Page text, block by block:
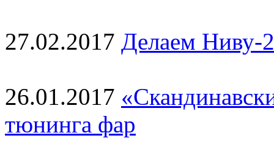
27.02.2017 Делаем Ниву-
26.01.2017
тюнинга фар